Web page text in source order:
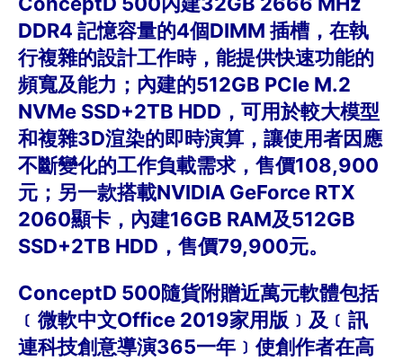
DDR4 記憶容量的4個DIMM 插槽，在執
行複雜的設計工作時，能提供快速功能的
頻寬及能力；內建的512GB PCIe M.2
NVMe SSD+2TB HDD，可用於較大模型
和複雜3D渲染的即時演算，讓使用者因應
不斷變化的工作負載需求，售價108,900
元；另一款搭載NVIDIA GeForce RTX
2060顯卡，內建16GB RAM及512GB
SSD+2TB HDD，售價79,900元。
ConceptD 500隨貨附贈近萬元軟體包括
﹝微軟中文Office 2019家用版﹞及﹝訊
連科技創意導演365一年﹞使創作者在高